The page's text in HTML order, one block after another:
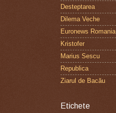
Desteptarea
Dilema Veche
Euronews Romania
Kristofer
Marius Sescu
Republica
Ziarul de Bacău
Etichete